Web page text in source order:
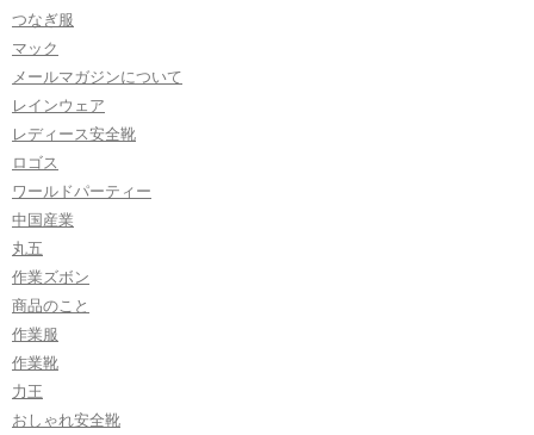
つなぎ服
マック
メールマガジンについて
レインウェア
レディース安全靴
ロゴス
ワールドパーティー
中国産業
丸五
作業ズボン
商品のこと
作業服
作業靴
力王
おしゃれ安全靴